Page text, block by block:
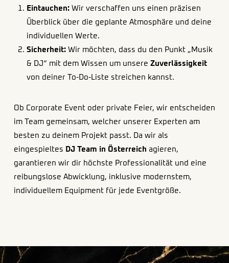
Eintauchen:Wir verschaffen uns einen präzisen
Überblick über die geplante Atmosphäre und deine
individuellen Werte.
Sicherheit:Wir möchten, dass du den Punkt „Musik
& DJ“ mit dem Wissen um unsere Zuverlässigkeit
von deiner To-Do-Liste streichen kannst.
Ob Corporate Event oder private Feier, wir entscheiden
im Team gemeinsam, welcher unserer Experten am
besten zu deinem Projekt passt. Da wir als
eingespieltes DJ Team in Österreich agieren,
garantieren wir dir höchste Professionalität und eine
reibungslose Abwicklung, inklusive modernstem,
individuellem Equipment für jede Eventgröße.